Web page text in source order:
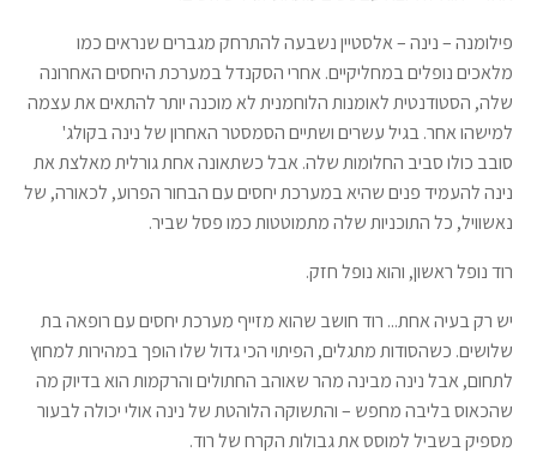
פילומנה – נינה – אלסטיין נשבעה להתרחק מגברים שנראים כמו
מלאכים נופלים במחליקיים. אחרי הסקנדל במערכת היחסים האחרונה
שלה, הסטודנטית לאומנות הלוחמנית לא מוכנה יותר להתאים את עצמה
למישהו אחר. בגיל עשרים ושתיים הסמסטר האחרון של נינה בקולג'
סובב כולו סביב החלומות שלה. אבל כשתאונה אחת גורלית מאלצת את
נינה להעמיד פנים שהיא במערכת יחסים עם הבחור הפרוע, לכאורה, של
נאשוויל, כל התוכניות שלה מתמוטטות כמו פסל שביר.
רוד נופל ראשון, והוא נופל חזק.
יש רק בעיה אחת... רוד חושב שהוא מזייף מערכת יחסים עם רופאה בת
שלושים. כשהסודות מתגלים, הפיתוי הכי גדול שלו הופך במהירות למחוץ
לתחום, אבל נינה מבינה מהר שאוהב החתולים והרקמות הוא בדיוק מה
שהכאוס בליבה מחפש – והתשוקה הלוהטת של נינה אולי יכולה לבעור
מספיק בשביל למוסס את גבולות הקרח של רוד.